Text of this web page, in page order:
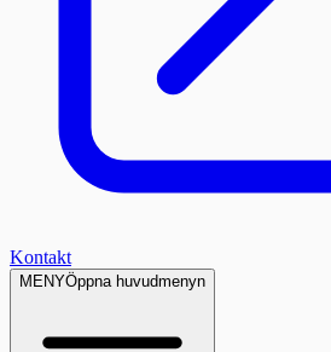
Kontakt
MENYÖppna huvudmenyn